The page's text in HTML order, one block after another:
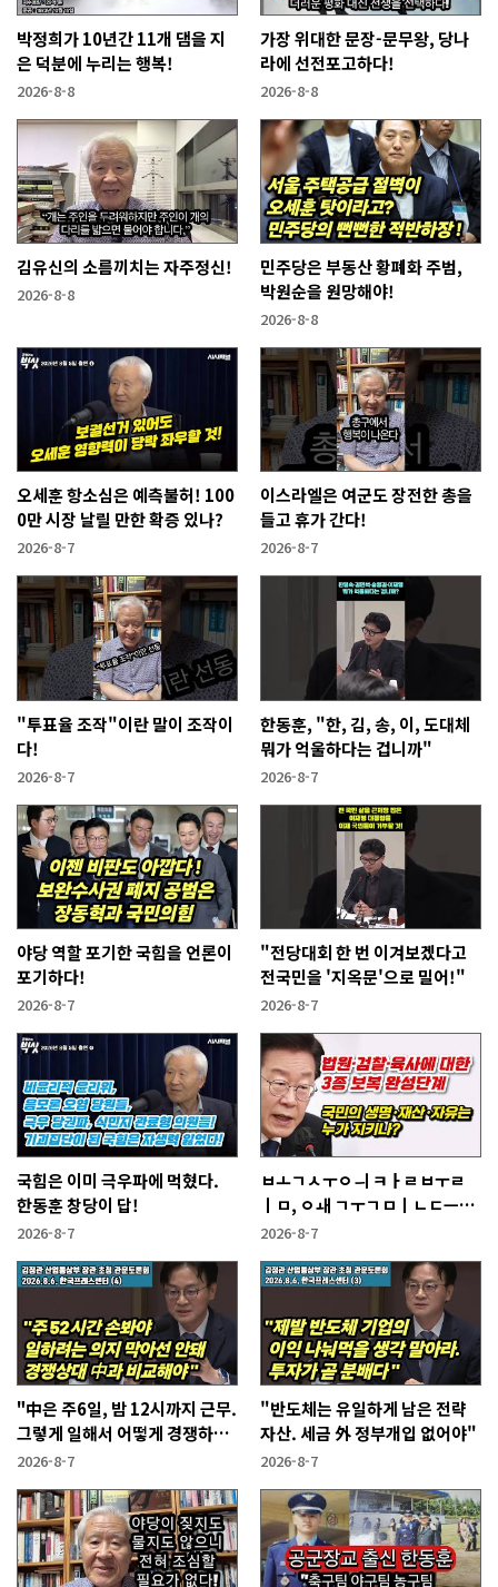
박정희가 10년간 11개 댐을 지
은 덕분에 누리는 행복!
2026-8-8
가장 위대한 문장-문무왕, 당나
라에 선전포고하다!
2026-8-8
김유신의 소름끼치는 자주정신!
2026-8-8
민주당은 부동산 황폐화 주범,
박원순을 원망해야!
2026-8-8
오세훈 항소심은 예측불허! 100
0만 시장 날릴 만한 확증 있나?
2026-8-7
이스라엘은 여군도 장전한 총을
들고 휴가 간다!
2026-8-7
"투표율 조작"이란 말이 조작이
다!
2026-8-7
한동훈, "한, 김, 송, 이, 도대체
뭐가 억울하다는 겁니까"
2026-8-7
야당 역할 포기한 국힘을 언론이
포기하다!
2026-8-7
"전당대회 한 번 이겨보겠다고
전국민을 '지옥문'으로 밀어!"
2026-8-7
국힘은 이미 극우파에 먹혔다.
한동훈 창당이 답!
2026-8-7
ㅂㅗㄱㅅㅜㅇㅢ ㅋㅏㄹㅂㅜㄹ
ㅣㅁ, ㅇㅙ ㄱㅜㄱㅁㅣㄴㄷㅡㄹ
ㅇㅣ ㄷㅏㅇㅎㅐㅇㅑ ㅎㅏㄴㅏ?
2026-8-7
"中은 주6일, 밤 12시까지 근무.
그렇게 일해서 어떻게 경쟁하냐
반문하더라"
2026-8-7
"반도체는 유일하게 남은 전략
자산. 세금 外 정부개입 없어야"
2026-8-7